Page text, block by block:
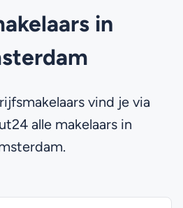
in
vind je via
alle makelaars in